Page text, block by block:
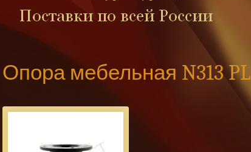
Опора мебельная N313 PL